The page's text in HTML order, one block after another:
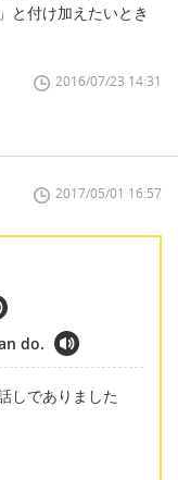
と付け加えたいとき
2016/07/23 14:31
2017/05/01 16:57
do.
しでありました